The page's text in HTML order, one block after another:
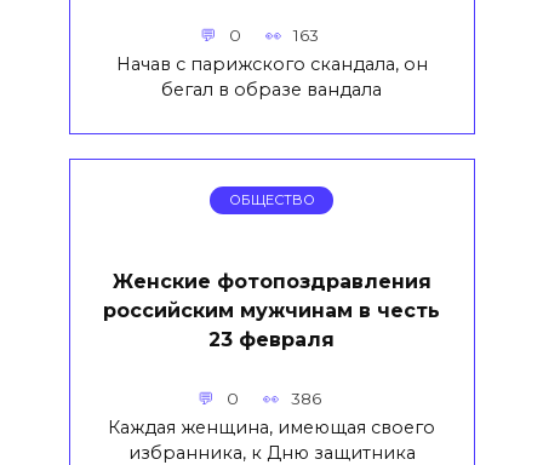
0 163
Начав с парижского скандала, он
бегал в образе вандала
ОБЩЕСТВО
Женские фотопоздравления
российским мужчинам в честь
23 февраля
0 386
Каждая женщина, имеющая своего
избранника, к Дню защитника